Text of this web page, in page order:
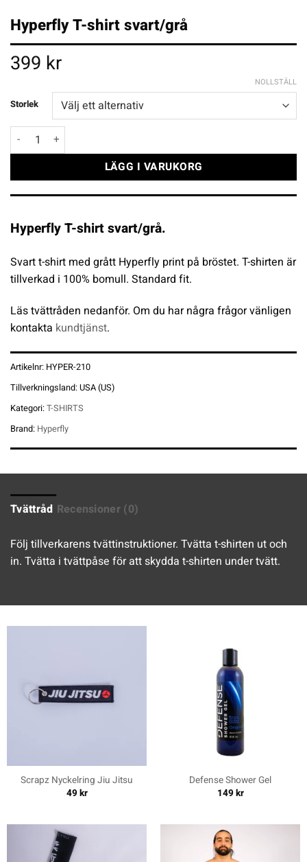
Hyperfly T-shirt svart/grå
399 kr
Storlek
NOLLSTÄLL
Hyperfly T-shirt svart/grå mängd
LÄGG I VARUKORG
Hyperfly T-shirt svart/grå.
Svart t-shirt med grått Hyperfly print på bröstet. T-shirten är
tillverkad i 100% bomull. Standard fit.
Läs tvättråden nedanför. Om du har några frågor vänligen
kontakta kundtjänst.
Artikelnr: HYPER-210
Tillverkningsland:USA (US)
Kategori:T-SHIRTS
Brand: Hyperfly
Tvättråd Recensioner (0)
Följ tillverkarens tvättinstruktioner. Tvätta t-shirten ut och
in. Tvätta i tvättpåse för att skydda t-shirten under tvätt.
Scrapz Nyckelring Jiu Jitsu
49kr
Defense Shower Gel
149kr